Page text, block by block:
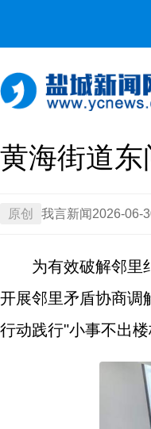
黄海街道东
原创 我言新闻 2026-06-
为有效破解邻里
开展邻里矛盾协商调
行动践行"小事不出